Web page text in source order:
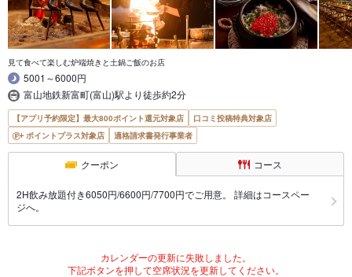
見て食べて楽しむ炉端焼きと土鍋ご飯のお店
5001～6000円
富山地鉄新富町(富山)駅より徒歩約2分
【アプリ予約限定】最大800ポイント還元対象店
口コミ投稿特典対象店
ポイントプラス対象店
適格請求書発行事業者
クーポン コース
2H飲み放題付き6050円/6600円/7700円でご用意。 詳細はコースペー
ジへ。
カレンダーの更新に失敗しました。
下記ボタンを押して空席状況を更新してください。